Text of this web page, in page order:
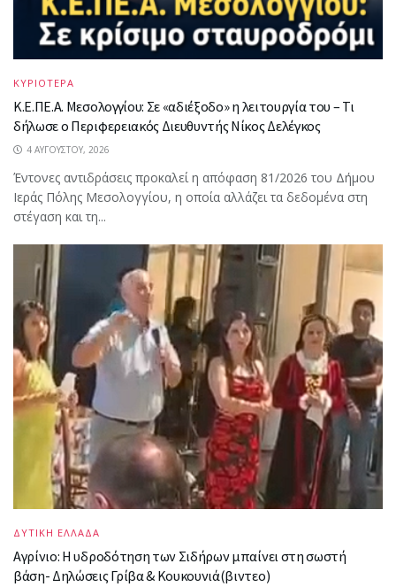
ΚΥΡΙΟΤΕΡΑ
Κ.Ε.ΠΕ.Α. Μεσολογγίου: Σε «αδιέξοδο» η λειτουργία του – Τι
δήλωσε ο Περιφερειακός Διευθυντής Νίκος Δελέγκος
4 ΑΥΓΟΎΣΤΟΥ, 2026
Έντονες αντιδράσεις προκαλεί η απόφαση 81/2026 του Δήμου
Ιεράς Πόλης Μεσολογγίου, η οποία αλλάζει τα δεδομένα στη
στέγαση και τη...
ΔΥΤΙΚΗ ΕΛΛΑΔΑ
Αγρίνιο: Η υδροδότηση των Σιδήρων μπαίνει στη σωστή
βάση- Δηλώσεις Γρίβα & Κουκουνιά(βιντεο)